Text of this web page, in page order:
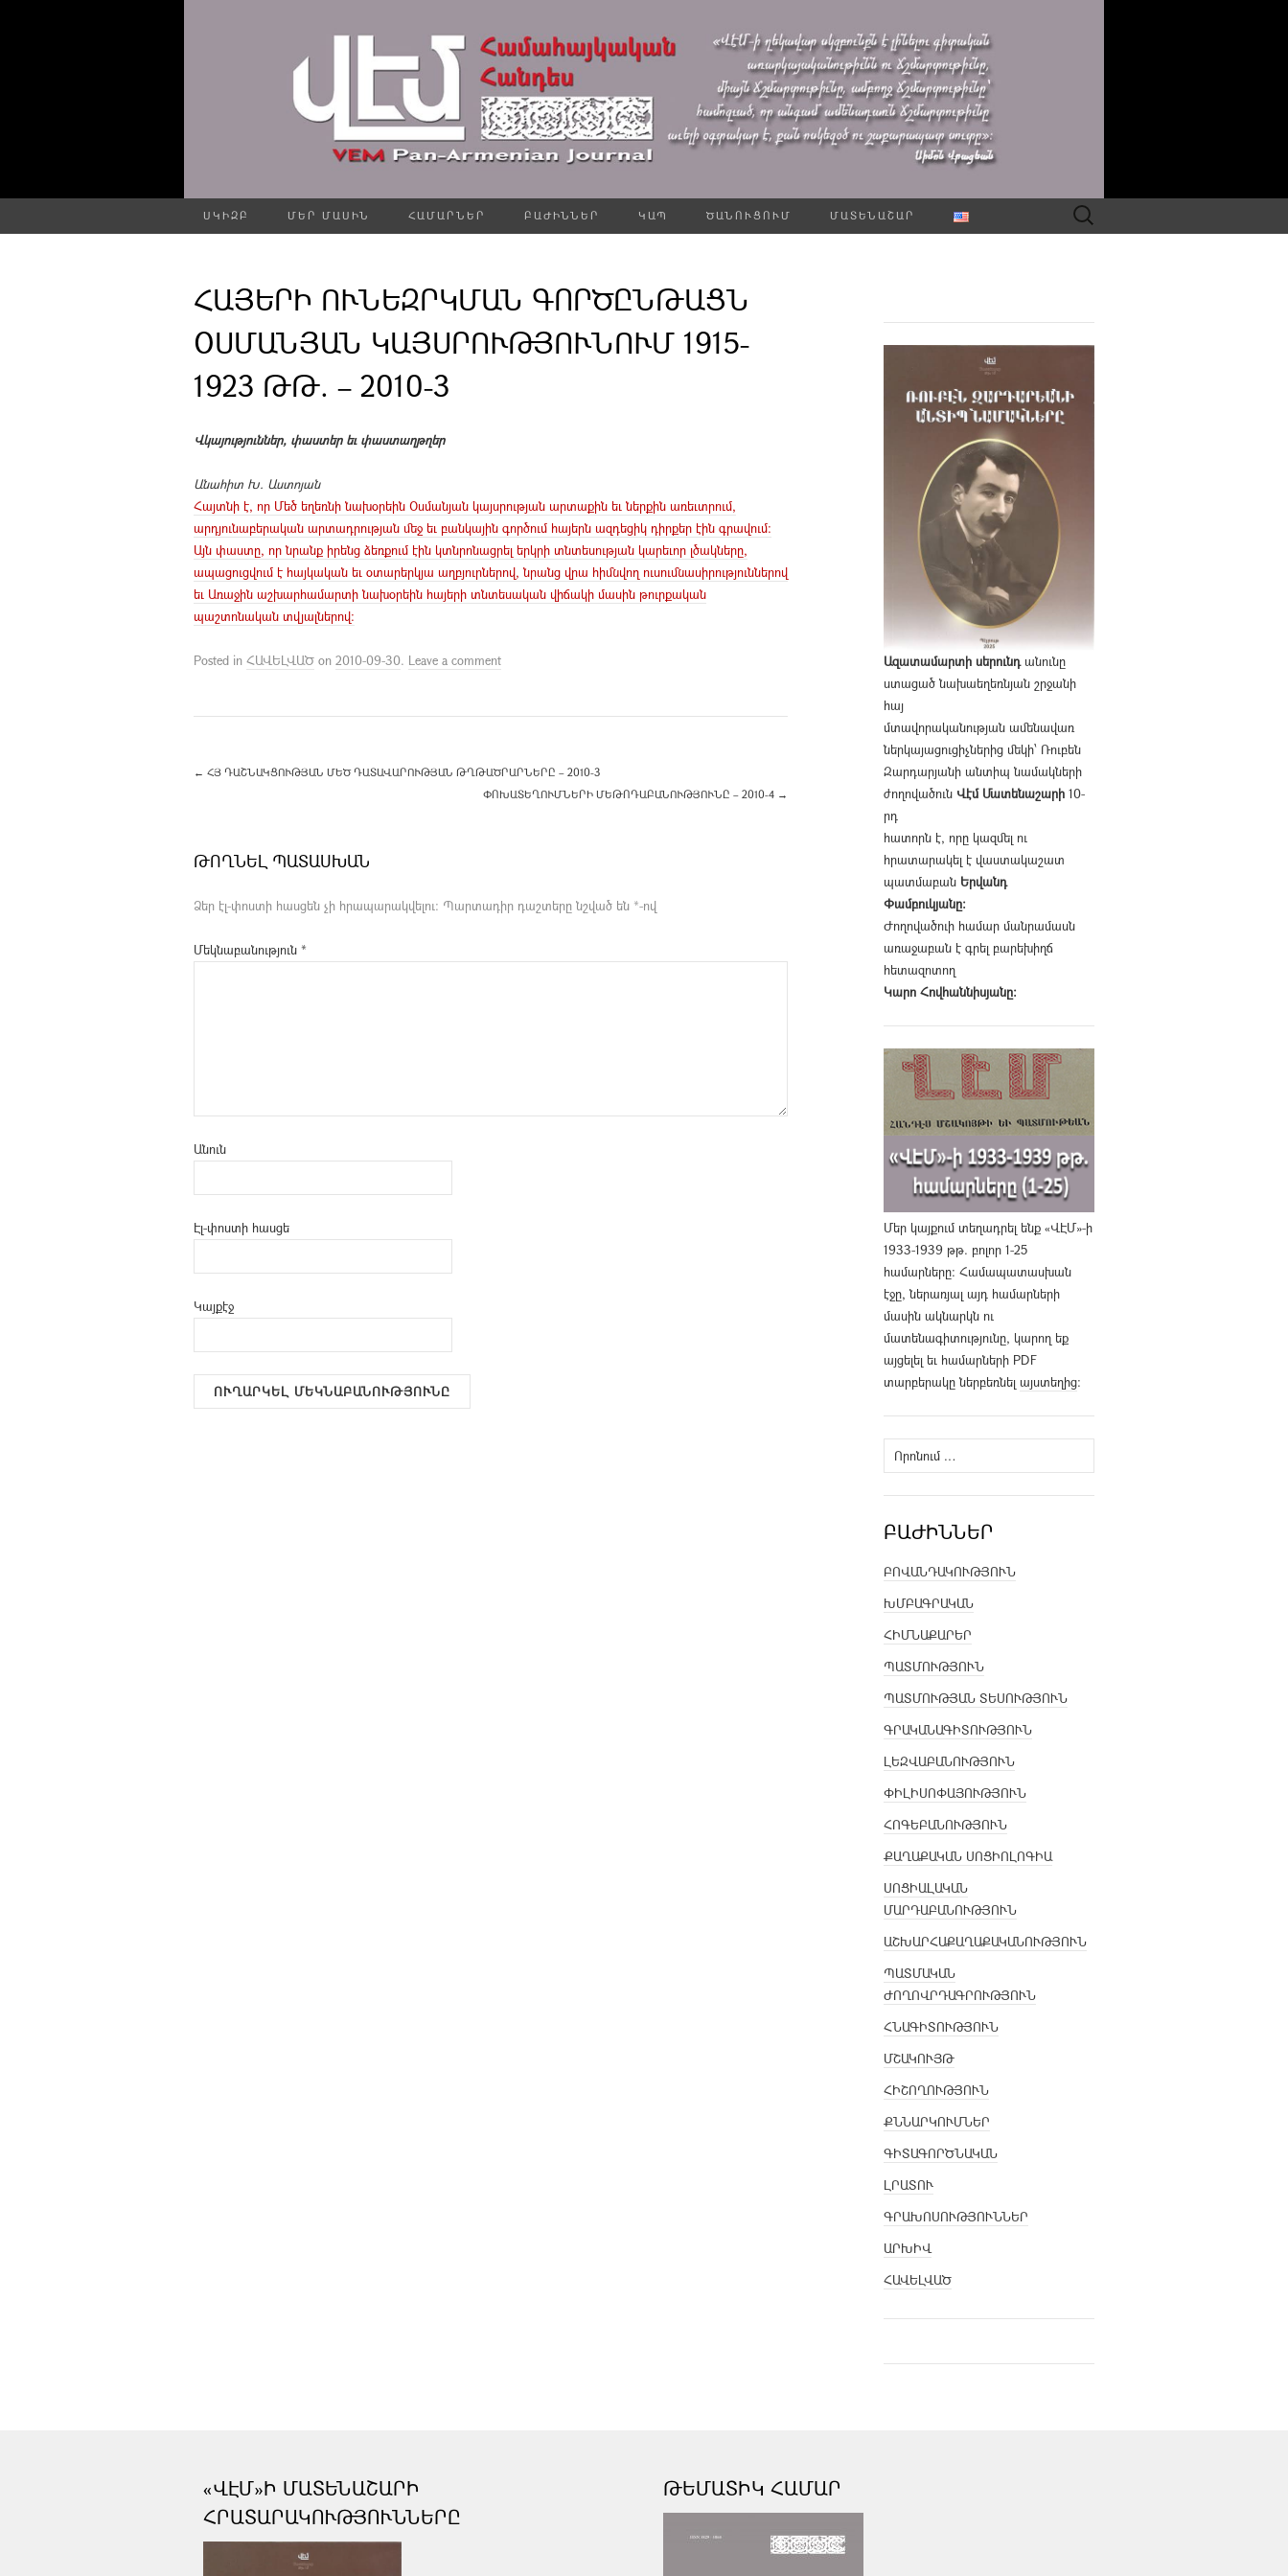
ՍԿԻԶԲ ՄԵՐ ՄԱՍԻՆ ՀԱՄԱՐՆԵՐ ԲԱԺԻՆՆԵՐ ԿԱՊ ԾԱՆՈՒՑՈՒՄ ՄԱՏԵՆԱՇԱՐ Որոնել՝
ՀԱՅԵՐԻ ՈՒՆԵԶՐԿՄԱՆ ԳՈՐԾԸՆԹԱՑՆ
ՕՍՄԱՆՅԱՆ ԿԱՅՍՐՈՒԹՅՈՒՆՈՒՄ 1915-
1923 ԹԹ. – 2010-3
Վկայություններ, փաստեր եւ փաստաղթղեր
Անահիտ Խ. Աստոյան
Հայտնի է, որ Մեծ եղեռնի նախօրեին Օսմանյան կայսրության արտաքին եւ ներքին առեւտրում,
արդյունաբերական արտադրության մեջ եւ բանկային գործում հայերն ազդեցիկ դիրքեր էին գրավում:
Այն փաստը, որ նրանք իրենց ձեռքում էին կտնրոնացրել երկրի տնտեսության կարեւոր լծակները,
ապացուցվում է հայկական եւ օտարերկյա աղբյուրներով, նրանց վրա հիմնվող ուսումնասիրություններով
եւ Առաջին աշխարհամարտի նախօրեին հայերի տնտեսական վիճակի մասին թուրքական
պաշտոնական տվյալներով:
Posted in ՀԱՎԵԼՎԱԾ on 2010-09-30. Leave a comment
← ՀՅ ԴԱՇՆԱԿՑՈՒԹՅԱՆ ՄԵԾ ԴԱՏԱՎԱՐՈՒԹՅԱՆ ԹՂԹԱԾՐԱՐՆԵՐԸ – 2010-3
ՓՈԽԱՏԵՂՈՒՄՆԵՐԻ ՄԵԹՈԴԱԲԱՆՈՒԹՅՈՒՆԸ – 2010-4 →
ԹՈՂՆԵԼ ՊԱՏԱՍԽԱՆ
Ձեր էլ-փոստի հասցեն չի հրապարակվելու։ Պարտադիր դաշտերը նշված են *-ով
Մեկնաբանություն *
Անուն
Էլ-փոստի հասցե
Կայքէջ
Ազատամարտի սերունդանունը
ստացած նախաեղեռնյան շրջանի
հայ
մտավորականության ամենավառ
ներկայացուցիչներից մեկի՝ Ռուբեն
Զարդարյանի անտիպ նամակների
ժողովածուն Վէմ Մատենաշարի 10-
րդ
հատորն է, որը կազմել ու
հրատարակել է վաստակաշատ
պատմաբան Երվանդ
Փամբուկյանը։
Ժողովածուի համար մանրամասն
առաջաբան է գրել բարեխիղճ
հետազոտող
Կարո Հովհաննիսյանը։
Մեր կայքում տեղադրել ենք «ՎԷՄ»-ի
1933-1939 թթ. բոլոր 1-25
համարները։ Համապատասխան
էջը, ներառյալ այդ համարների
մասին ակնարկն ու
մատենագիտությունը, կարող եք
այցելել եւ համարների PDF
տարբերակը ներբեռնել այստեղից։
Որոնել՝
ԲԱԺԻՆՆԵՐ
ԲՈՎԱՆԴԱԿՈՒԹՅՈՒՆ
ԽՄԲԱԳՐԱԿԱՆ
ՀԻՄՆԱՔԱՐԵՐ
ՊԱՏՄՈՒԹՅՈՒՆ
ՊԱՏՄՈՒԹՅԱՆ ՏԵՍՈՒԹՅՈՒՆ
ԳՐԱԿԱՆԱԳԻՏՈՒԹՅՈՒՆ
ԼԵԶՎԱԲԱՆՈՒԹՅՈՒՆ
ՓԻԼԻՍՈՓԱՅՈՒԹՅՈՒՆ
ՀՈԳԵԲԱՆՈՒԹՅՈՒՆ
ՔԱՂԱՔԱԿԱՆ ՍՈՑԻՈԼՈԳԻԱ
ՍՈՑԻԱԼԱԿԱՆ
ՄԱՐԴԱԲԱՆՈՒԹՅՈՒՆ
ԱՇԽԱՐՀԱՔԱՂԱՔԱԿԱՆՈՒԹՅՈՒՆ
ՊԱՏՄԱԿԱՆ
ԺՈՂՈՎՐԴԱԳՐՈՒԹՅՈՒՆ
ՀՆԱԳԻՏՈՒԹՅՈՒՆ
ՄՇԱԿՈՒՅԹ
ՀԻՇՈՂՈՒԹՅՈՒՆ
ՔՆՆԱՐԿՈՒՄՆԵՐ
ԳԻՏԱԳՈՐԾՆԱԿԱՆ
ԼՐԱՏՈՒ
ԳՐԱԽՈՍՈՒԹՅՈՒՆՆԵՐ
ԱՐԽԻՎ
ՀԱՎԵԼՎԱԾ
«ՎԷՄ»Ի ՄԱՏԵՆԱՇԱՐԻ
ՀՐԱՏԱՐԱԿՈՒԹՅՈՒՆՆԵՐԸ
ԹԵՄԱՏԻԿ ՀԱՄԱՐ